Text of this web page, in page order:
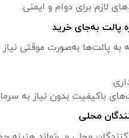
لازم برای دوام و ایمنی.
پالت‌ها به‌صورت موقتی نیاز
باکیفیت بدون نیاز به